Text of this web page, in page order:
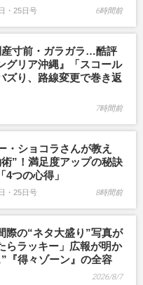
・25日号 6時間前
産寸前・ガラガラ…酷評
グリア沖縄』「スコール
ズり、路線変更で巻き返
7時間前
・ショコラさんが教え
”！満足度アップの秘訣
4つの心得」
・25日号 8時間前
際の“ネタ大盛り”写真が
らラッキー」広報が明か
『得々ゾーン』の全容
2026/8/7